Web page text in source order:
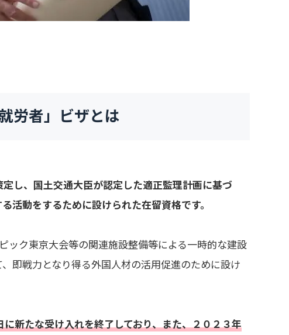
労者」ビザとは
し、国土交通大臣が認定した適正監理計画に基づ
活動をするために設けられた在留資格です。
ック東京大会等の関連施設整備等による一時的な建設
即戦力となり得る外国人材の活用促進のために設け
新たな受け入れを終了しており、また、２０２３年